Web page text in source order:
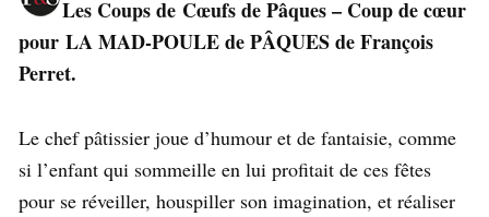
Les Coups de Cœufs de Pâques – Coup de cœur
pour LA MAD-POULE de PÂQUES de François
Perret.
Le chef pâtissier joue d’humour et de fantaisie, comme
si l’enfant qui sommeille en lui profitait de ces fêtes
pour se réveiller, houspiller son imagination, et réaliser